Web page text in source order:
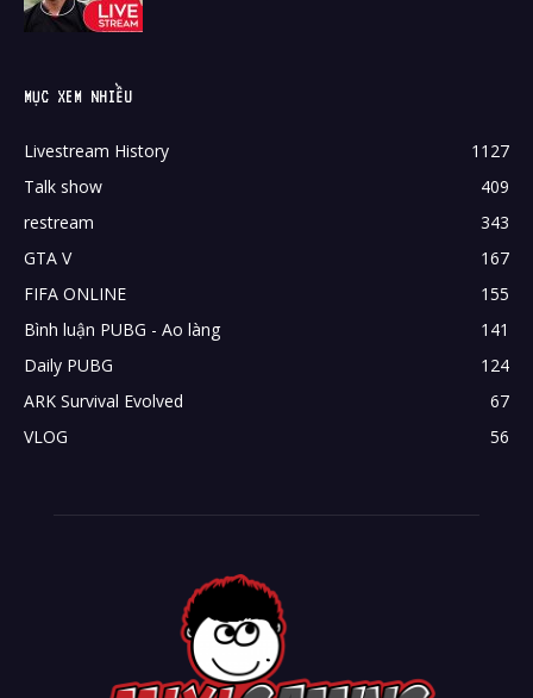
MỤC XEM NHIỀU
Livestream History
1127
Talk show
409
restream
343
GTA V
167
FIFA ONLINE
155
Bình luận PUBG - Ao làng
141
Daily PUBG
124
ARK Survival Evolved
67
VLOG
56